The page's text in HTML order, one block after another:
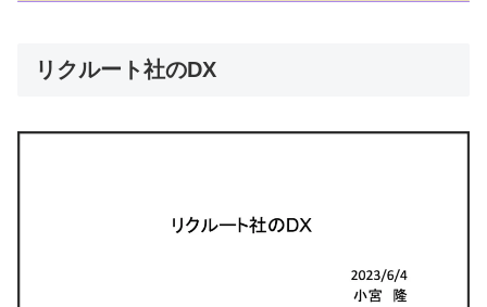
リクルート社のDX